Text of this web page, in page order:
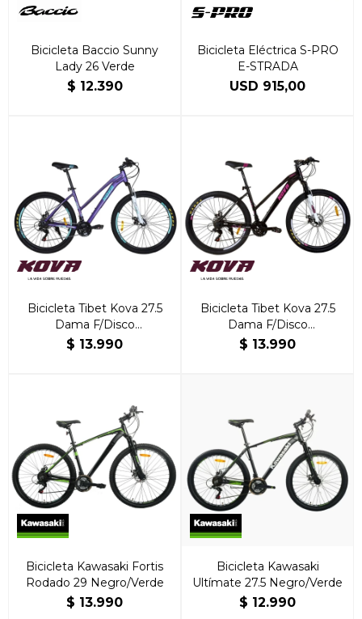
Bicicleta Baccio Sunny
Lady 26 Verde
$ 12.390
Bicicleta Eléctrica S-PRO
E-STRADA
USD 915,00
Bicicleta Tibet Kova 27.5
Dama F/Disco
Violeta/Verde
$ 13.990
Bicicleta Tibet Kova 27.5
Dama F/Disco
Negro/Blanco/Morado
$ 13.990
Bicicleta Kawasaki Fortis
Rodado 29 Negro/Verde
$ 13.990
Bicicleta Kawasaki
Ultímate 27.5 Negro/Verde
$ 12.990